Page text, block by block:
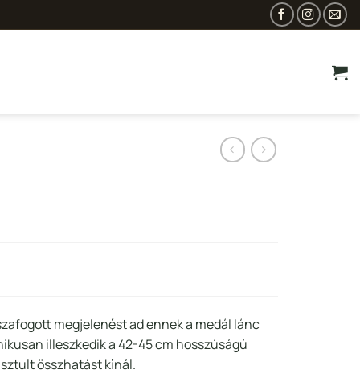
Ft.
megjelenést ad ennek a medál lánc
illeszkedik a 42-45 cm hosszúságú
összhatást kínál.